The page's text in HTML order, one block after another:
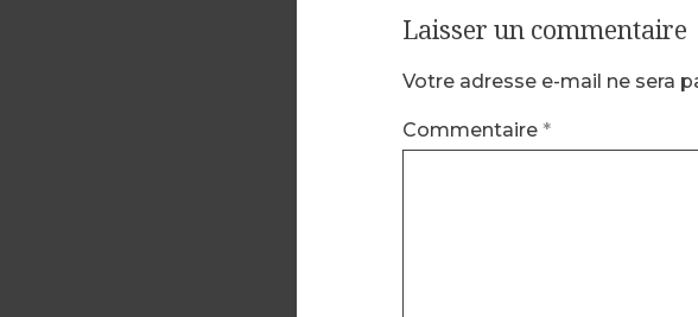
Laisser un commentaire
Votre adresse e-mail ne sera
Commentaire *